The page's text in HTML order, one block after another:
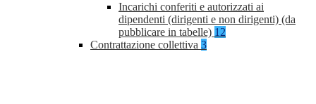
Incarichi conferiti e autorizzati ai
dipendenti (dirigenti e non dirigenti) (da
pubblicare in tabelle) 12
Contrattazione collettiva 3